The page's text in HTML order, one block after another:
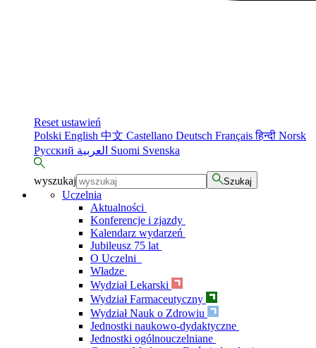
Reset ustawień
Polski English 中文 Castellano Deutsch Françaisहिन्दी Norsk
Русский
Suomi Svenska
wyszukaj Szukaj
Uczelnia
Aktualności
Konferencje i zjazdy
Kalendarz wydarzeń
Jubileusz 75 lat
O Uczelni
Władze
Wydział Lekarski
Wydział Farmaceutyczny
Wydział Nauk o Zdrowiu
Jednostki naukowo-dydaktyczne
Jednostki ogólnouczelniane